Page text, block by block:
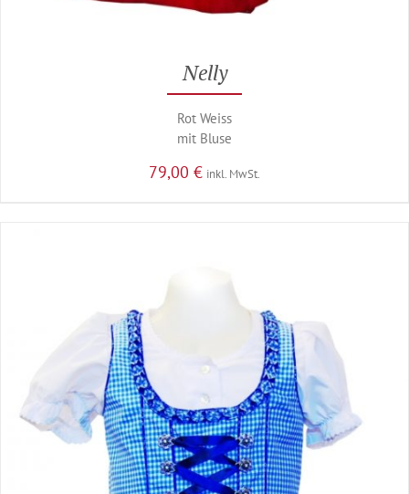
Nelly
Rot Weiss
mit Bluse
79,00 € inkl. MwSt.